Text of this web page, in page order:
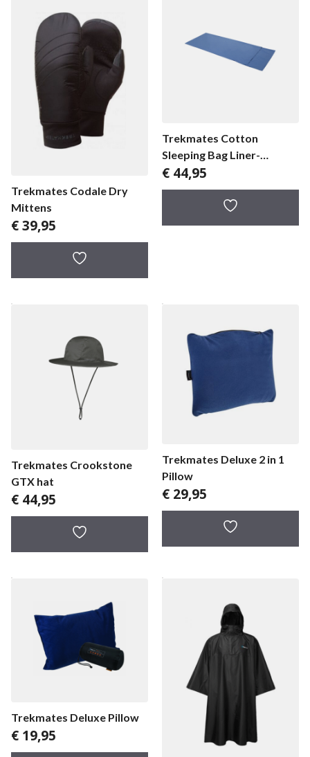
Trekmates Codale Dry
Mittens
€39,95
Trekmates Cotton
Sleeping Bag Liner-
hotelier
€ 44,95
Trekmates Crookstone
GTX hat
€ 44,95
Trekmates Deluxe 2 in 1
Pillow
€ 29,95
Trekmates Deluxe Pillow
€ 19,95